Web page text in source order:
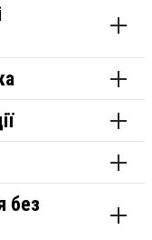
без